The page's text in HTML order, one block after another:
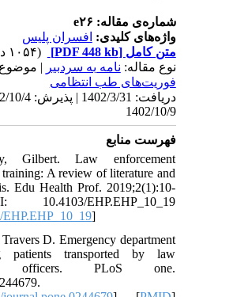
شماره‌ی مقاله: e۲۶
واژه‌های کلیدی:افسران پلیس
متن کامل[PDF 448 kb]
نوع مقاله:نامه به سردبير| موضوع
فوریت‌های طب انتظامی
1402/10/9
فهرست منابع
Gilbert. Law enforcement
training: A review of literature and
Edu Health Prof. 2019;2(1):10-
EHP.EHP_10_19
EHP.EHP_10_19
Travers D. Emergency department
patients transported by law
officers. PLoS one.